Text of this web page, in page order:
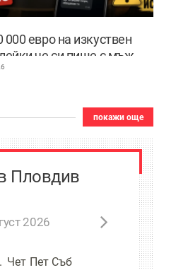
евро на изкуствен
че си пише с мъж
покажи още
Пловдив
2026
Чет Пет Съб